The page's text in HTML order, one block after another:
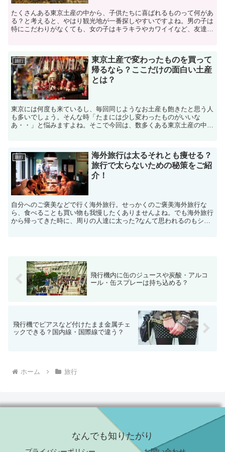
たくさんある東京土産の中から、子供たちに喜ばれるものって何があ
る？と考えると、やはり観光地が一番探しやすいですよね。男の子は
特にこだわりがなくても、女の子はキラキラやカワイイなど、友達に
旅行
東京土産で変わったものを買って
帰るなら？ここだけの面白い土産
とは？
東京には何度も来ているし、毎回同じようなお土産も飽きたと思う人
も多いでしょう。そんな時「たまには少し変わったものがいいな
あ・・」と悩みますよね。そこで今回は、数多くある東京土産の中か
旅行
海外旅行は太るそれとも痩せる？
旅行で太らないための秘策をご紹
介！
自分へのご褒美などで行く海外旅行。せっかくのご褒美海外旅行な
ら、食べることも買い物も我慢したくありませんよね。でも海外旅行
から帰ってきた時に、周りの人達に太った?なんて思われるのもショ
飛行機内に缶のジュースや炭酸・アルコ
ール・缶スプレーは持ち込める？
飛行機でピアスなど付けたまま金属チェ
ックできる？国内線・国際線で違う？
ホーム 旅行
なんでも知りたがり